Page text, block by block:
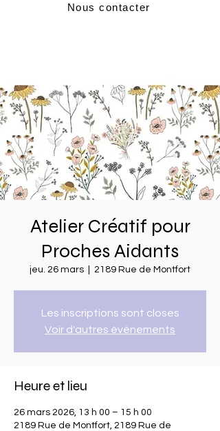
Nous contacter
Atelier Créatif pour
Proches Aidants
jeu. 26 mars 2189 Rue de Montfort
Les inscriptions sont closes
Voir d'autres événements
Heure et lieu
26 mars 2026, 13 h 00 – 15 h 00
2189 Rue de Montfort, 2189 Rue de